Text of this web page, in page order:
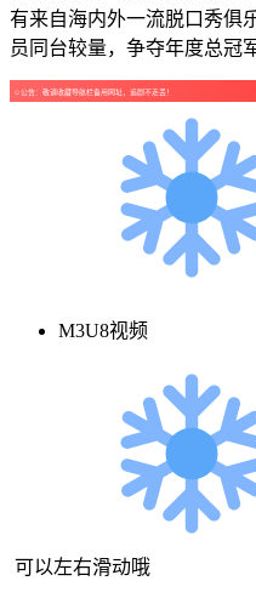
有来自海内外一流脱口秀俱
员同台较量，争夺年度总冠
☺公告：敬请收藏导航栏备用网址，追剧不走丢！
M3U8视频
可以左右滑动哦